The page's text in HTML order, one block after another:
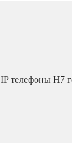
IP телефоны H7